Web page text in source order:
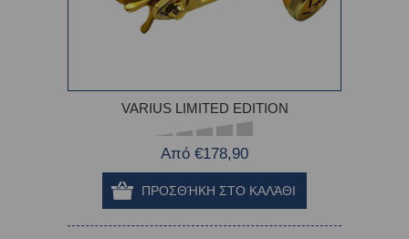
VARIUS LIMITED EDITION
Από €178,90